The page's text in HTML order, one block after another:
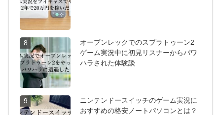
8
オープンレックでのスプラトゥーン2
ゲーム実況中に初見リスナーからパワ
ハラされた体験談
9
ニンテンドースイッチのゲーム実況に
おすすめの格安ノートパソコンとは？